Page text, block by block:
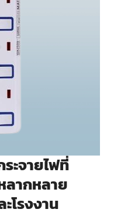
ะจายไฟที่
ลากหลาย
โรงงาน